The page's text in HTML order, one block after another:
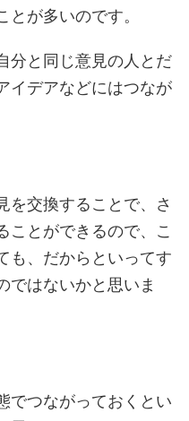
が多いのです。
分と同じ意見の人とだ
イデアなどにはつなが
を交換することで、さ
ことができるので、こ
も、だからといってす
ではないかと思いま
でつながっておくとい